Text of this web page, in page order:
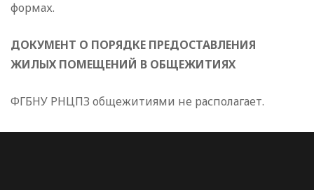
формах.
ДОКУМЕНТ О ПОРЯДКЕ ПРЕДОСТАВЛЕНИЯ
ЖИЛЫХ ПОМЕЩЕНИЙ В ОБЩЕЖИТИЯХ
ФГБНУ РНЦПЗ общежитиями не располагает.